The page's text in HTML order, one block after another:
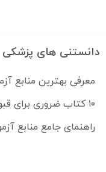
دانستنی های پزشکی
معرفی بهترین منابع
۱۰ کتاب ضروری برای قبولی در آزمون USMLE
راهنمای جامع منابع آزمون دستیاری پزشکی